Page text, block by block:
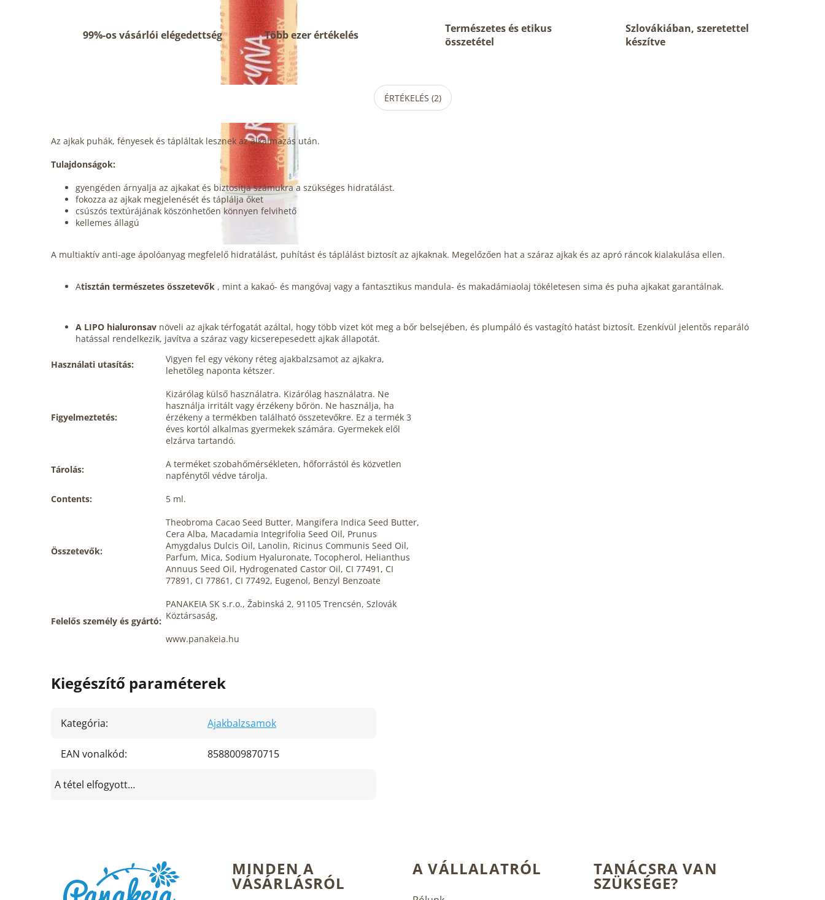
99%-os vásárlói elégedettség Több ezer értékelés
Természetes és etikus
összetétel
Szlovákiában, szeretettel
készítve
ÉRTÉKELÉS (2)
Az ajkak puhák, fényesek és tápláltak lesznek az alkalmazás után.
Tulajdonságok:
gyengéden árnyalja az ajkakat és biztosítja számukra a szükséges hidratálást.
fokozza az ajkak megjelenését és táplálja őket
csúszós textúrájának köszönhetően könnyen felvihető
kellemes állagú
A multiaktív anti-age ápolóanyag megfelelő hidratálást, puhítást és táplálást biztosít az ajkaknak. Megelőzően hat a száraz ajkak és az apró ráncok kialakulása ellen.
Atisztán természetes összetevők , mint a kakaó- és mangóvaj vagy a fantasztikus mandula- és makadámiaolaj tökéletesen sima és puha ajkakat garantálnak.
A LIPO hialuronsav növeli az ajkak térfogatát azáltal, hogy több vizet köt meg a bőr belsejében, és plumpáló és vastagító hatást biztosít. Ezenkívül jelentős reparáló
hatással rendelkezik, javítva a száraz vagy kicserepesedett ajkak állapotát.
Használati utasítás:
Vigyen fel egy vékony réteg ajakbalzsamot az ajkakra,
lehetőleg naponta kétszer.
Figyelmeztetés:
Kizárólag külső használatra. Kizárólag használatra. Ne
használja irritált vagy érzékeny bőrön. Ne használja, ha
érzékeny a termékben található összetevőkre. Ez a termék 3
éves kortól alkalmas gyermekek számára. Gyermekek elől
elzárva tartandó.
Tárolás:
A terméket szobahőmérsékleten, hőforrástól és közvetlen
napfénytől védve tárolja.
Contents:
5 ml.
Összetevők:
Theobroma Cacao Seed Butter, Mangifera Indica Seed Butter,
Cera Alba, Macadamia Integrifolia Seed Oil, Prunus
Amygdalus Dulcis Oil, Lanolin, Ricinus Communis Seed Oil,
Parfum, Mica, Sodium Hyaluronate, Tocopherol, Helianthus
Annuus Seed Oil, Hydrogenated Castor Oil, CI 77491, CI
77891, CI 77861, CI 77492, Eugenol, Benzyl Benzoate
Felelős személy és gyártó:
PANAKEIA SK s.r.o., Žabinská 2, 91105 Trencsén, Szlovák
Köztársaság,
www.panakeia.hu
Kiegészítő paraméterek
Kategória: Ajakbalzsamok
EAN vonalkód: 8588009870715
A tétel elfogyott…
MINDEN A
VÁSÁRLÁSRÓL
A VÁLLALATRÓL TANÁCSRA VAN
SZÜKSÉGE?